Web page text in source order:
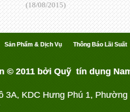
(18/08/2015)
Sản Phẩm & Dịch Vụ Thông Báo Lãi Suất
© 2011 bởi Quỹ tín dụng
3A, KDC Hưng Phú 1,